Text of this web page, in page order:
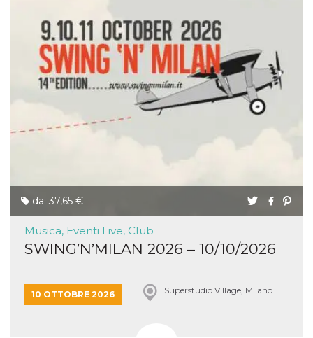
da: 37,65 €
Musica, Eventi Live, Club
SWING’N’MILAN 2026 – 10/10/2026
10 OTTOBRE 2026 Superstudio Village, Milano